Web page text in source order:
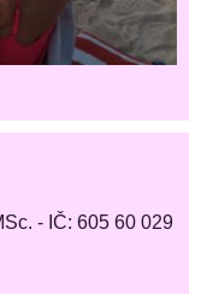
- IČ: 605 60 029